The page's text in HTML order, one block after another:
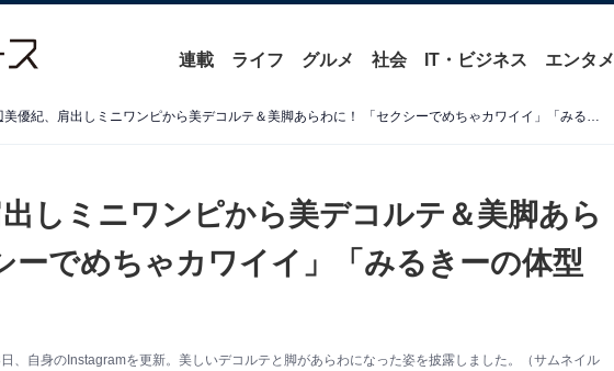
連載 ライフ グルメ 社会 IT・ビジネス エンタメ
渡辺美優紀、肩出しミニワンピから美デコルテ＆美脚あらわに！ 「セクシーでめちゃカワイイ」「みるきーの体型は理想です」
しミニワンピから美デコルテ＆美脚あら
ーでめちゃカワイイ」「みるきーの体型
、自身のInstagramを更新。美しいデコルテと脚があらわになった姿を披露しました。（サムネイル